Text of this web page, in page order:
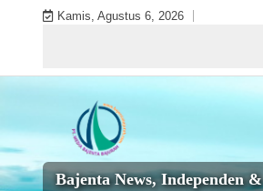
Kamis, Agustus 6, 2026
Bajenta News, Independen &